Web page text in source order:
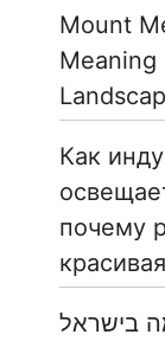
Mount
Meaning
Как
почему
בישראל